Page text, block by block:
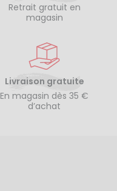
Retrait gratuit en
magasin
Livraison gratuite
En magasin dès 35 €
d’achat